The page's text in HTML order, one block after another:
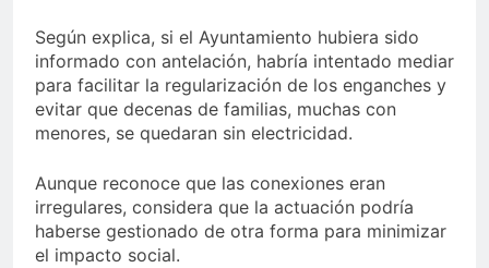
Según explica, si el Ayuntamiento hubiera sido
informado con antelación, habría intentado mediar
para facilitar la regularización de los enganches y
evitar que decenas de familias, muchas con
menores, se quedaran sin electricidad.
Aunque reconoce que las conexiones eran
irregulares, considera que la actuación podría
haberse gestionado de otra forma para minimizar
el impacto social.